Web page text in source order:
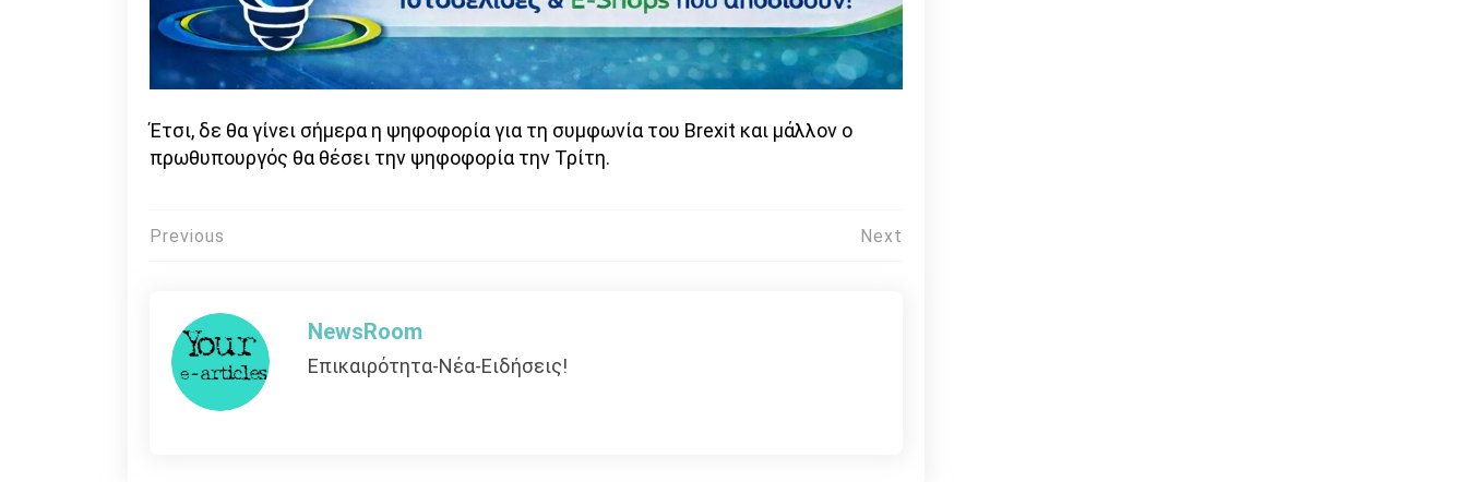
Έτσι, δε θα γίνει σήμερα η ψηφοφορία για τη συμφωνία του Brexit και μάλλον ο
πρωθυπουργός θα θέσει την ψηφοφορία την Τρίτη.
Πλοήγηση
Previous Next
NewsRoom
Επικαιρότητα-Νέα-Ειδήσεις!